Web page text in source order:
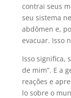
contrai seus
seu sistema
abdômen e,
evacuar. Isso
Isso significa,
de mim”. E a
reações e
lo sobre o